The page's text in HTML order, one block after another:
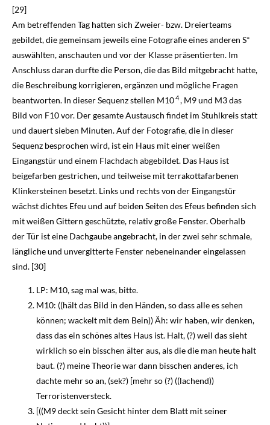
[29]
Am betreffenden Tag hatten sich Zweier- bzw. Dreierteams
gebildet, die gemeinsam jeweils eine Fotografie eines anderen S*
auswählten, anschauten und vor der Klasse präsentierten. Im
Anschluss daran durfte die Person, die das Bild mitgebracht hatte,
die Beschreibung korrigieren, ergänzen und mögliche Fragen
beantworten. In dieser Sequenz stellen M104, M9 und M3 das
Bild von F10 vor. Der gesamte Austausch findet im Stuhlkreis statt
und dauert sieben Minuten. Auf der Fotografie, die in dieser
Sequenz besprochen wird, ist ein Haus mit einer weißen
Eingangstür und einem Flachdach abgebildet. Das Haus ist
beigefarben gestrichen, und teilweise mit terrakottafarbenen
Klinkersteinen besetzt. Links und rechts von der Eingangstür
wächst dichtes Efeu und auf beiden Seiten des Efeus befinden sich
mit weißen Gittern geschützte, relativ große Fenster. Oberhalb
der Tür ist eine Dachgaube angebracht, in der zwei sehr schmale,
längliche und unvergitterte Fenster nebeneinander eingelassen
sind. [30]
LP: M10, sag mal was, bitte.
M10: ((hält das Bild in den Händen, so dass alle es sehen
können; wackelt mit dem Bein)) Äh: wir haben, wir denken,
dass das ein schönes altes Haus ist. Halt, (?) weil das sieht
wirklich so ein bisschen älter aus, als die die man heute halt
baut. (?) meine Theorie war dann bisschen anderes, ich
dachte mehr so an, (sek?) [mehr so (?) ((lachend))
Terroristenversteck.
[((M9 deckt sein Gesicht hinter dem Blatt mit seiner